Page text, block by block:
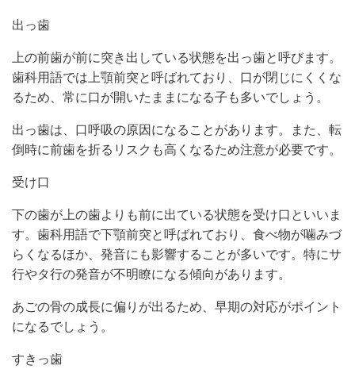
出っ歯
上の前歯が前に突き出している状態を出っ歯と呼びます。
歯科用語では上顎前突と呼ばれており、口が閉じにくくな
るため、常に口が開いたままになる子も多いでしょう。
出っ歯は、口呼吸の原因になることがあります。また、転
倒時に前歯を折るリスクも高くなるため注意が必要です。
受け口
下の歯が上の歯よりも前に出ている状態を受け口といいま
す。歯科用語で下顎前突と呼ばれており、食べ物が噛みづ
らくなるほか、発音にも影響することが多いです。特にサ
行やタ行の発音が不明瞭になる傾向があります。
あごの骨の成長に偏りが出るため、早期の対応がポイント
になるでしょう。
すきっ歯